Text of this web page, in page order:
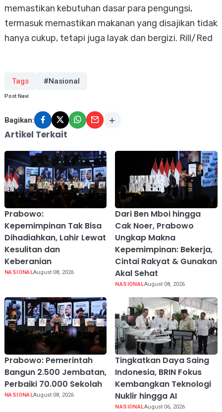
memastikan kebutuhan dasar para pengungsi,
termasuk memastikan makanan yang disajikan tidak
hanya cukup, tetapi juga layak dan bergizi. Rill/Red
Tags #Nasional
Post Navi
Bagikan:
Artikel Terkait
Prabowo:
Kepemimpinan Tak Bisa
Dihadiahkan, Lahir Lewat
Kesulitan dan
Keberanian
NASIONALAugust 08, 2026
Dari Ben Mboi hingga
Cak Noer, Prabowo
Ungkap Makna
Kepemimpinan: Bekerja,
Cintai Rakyat & Gunakan
Akal Sehat
NASIONALAugust 08, 2026
Prabowo: Pemerintah
Bangun 2.500 Jembatan,
Perbaiki 70.000 Sekolah
NASIONALAugust 08, 2026
Tingkatkan Daya Saing
Indonesia, BRIN Fokus
Kembangkan Teknologi
Nuklir hingga AI
NASIONALAugust 06, 2026